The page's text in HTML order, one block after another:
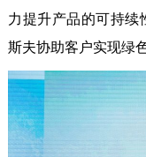
力提升产品的可持续
斯夫协助客户实现绿